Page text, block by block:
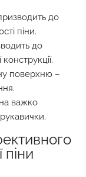
до
піни.
до
поверхню –
важко